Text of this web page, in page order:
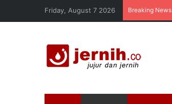
Friday, August 7 2026 Breaking News